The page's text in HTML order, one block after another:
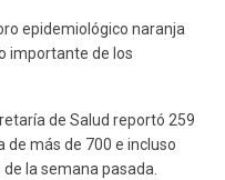
epidemiológico naranja
importante de los
de Salud reportó 259
de más de 700 e incluso
la semana pasada.